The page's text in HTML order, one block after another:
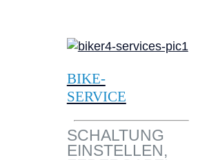
BIKE-
SERVICE
SCHALTUNG
EINSTELLEN,